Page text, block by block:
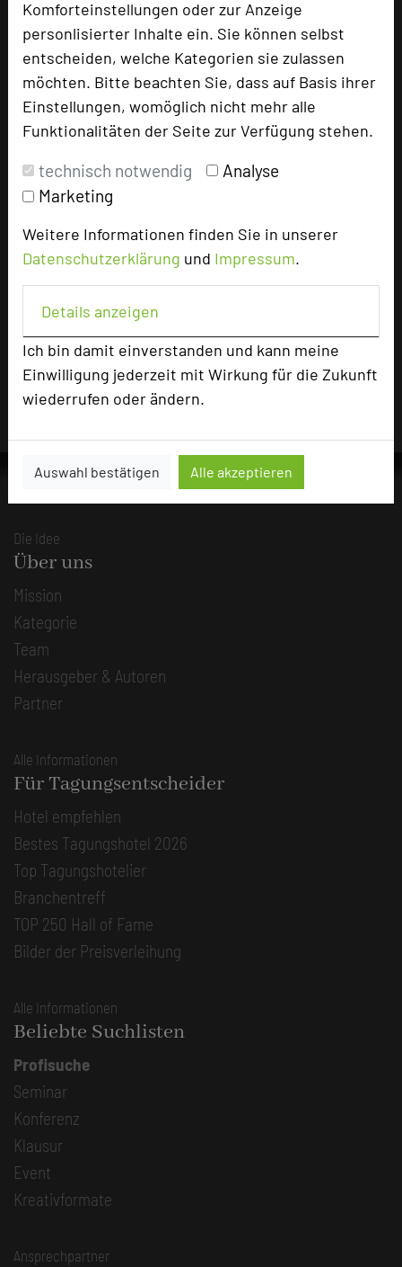
Komforteinstellungen oder zur Anzeige
personlisierter Inhalte ein. Sie können selbst
entscheiden, welche Kategorien sie zulassen
möchten. Bitte beachten Sie, dass auf Basis ihrer
Einstellungen, womöglich nicht mehr alle
Funktionalitäten der Seite zur Verfügung stehen.
technisch notwendig
Analyse
Marketing
Weitere Informationen finden Sie in unserer
Datenschutzerklärung und Impressum.
Details anzeigen
Ich bin damit einverstanden und kann meine
Einwilligung jederzeit mit Wirkung für die Zukunft
wiederrufen oder ändern.
Auswahl bestätigen Alle akzeptieren
Besonders geeignet für
Seminar, Konferenz, Klausur, Event,
Kreativprozesse
969 Seiten dieses Hotels wurden in den
vergangenen 30 Tagen auf diesem Portal
Für die Verwendung der Bilder haben die jeweiligen
Hotels die Nutzungsrechte für dieses Portal eingeräumt
und sind dafür verantwortlich.
Die Idee
Über uns
Mission
Kategorie
Team
Herausgeber & Autoren
Partner
Alle Informationen
Für Tagungsentscheider
Hotel empfehlen
Bestes Tagungshotel 2026
Top Tagungshotelier
Branchentreff
TOP 250 Hall of Fame
Bilder der Preisverleihung
Alle Informationen
Beliebte Suchlisten
Profisuche
Seminar
Konferenz
Klausur
Event
Kreativformate
Ansprechpartner